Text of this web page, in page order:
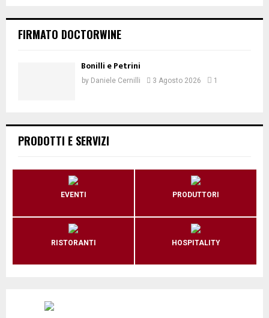
FIRMATO DOCTORWINE
Bonilli e Petrini
by Daniele Cernilli 3 Agosto 2026 1
PRODOTTI E SERVIZI
EVENTI PRODUTTORI
RISTORANTI HOSPITALITY